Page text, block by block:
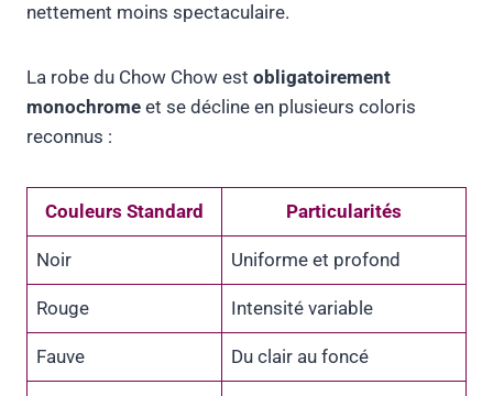
nettement moins spectaculaire.
La robe du Chow Chow est obligatoirement
monochrome et se décline en plusieurs coloris
reconnus :
Couleurs Standard Particularités
Noir Uniforme et profond
Rouge Intensité variable
Fauve Du clair au foncé